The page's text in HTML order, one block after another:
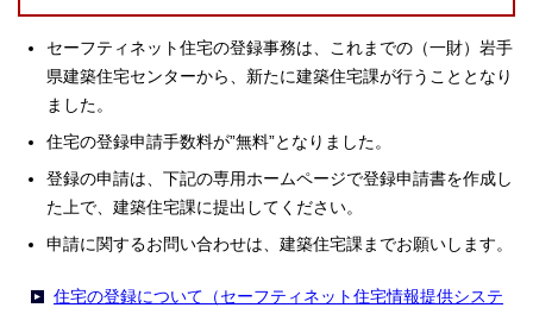
セーフティネット住宅の登録事務は、これまでの（一財）岩手
県建築住宅センターから、新たに建築住宅課が行うこととなり
ました。
住宅の登録申請手数料が”無料”となりました。
登録の申請は、下記の専用ホームページで登録申請書を作成し
た上で、建築住宅課に提出してください。
申請に関するお問い合わせは、建築住宅課までお願いします。
住宅の登録について（セーフティネット住宅情報提供システ